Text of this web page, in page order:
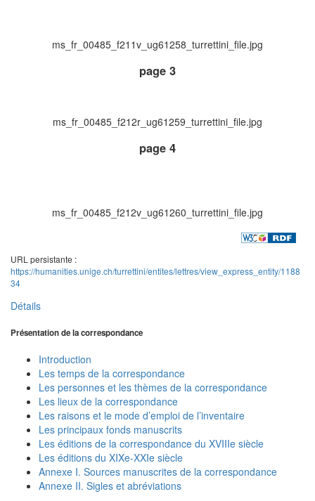
ms_fr_00485_f211v_ug61258_turrettini_file.jpg
page 3
ms_fr_00485_f212r_ug61259_turrettini_file.jpg
page 4
ms_fr_00485_f212v_ug61260_turrettini_file.jpg
URL persistante :
https://humanities.unige.ch/turrettini/entites/lettres/view_express_entity/1188
34
Détails
Présentation de la correspondance
Introduction
Les temps de la correspondance
Les personnes et les thèmes de la correspondance
Les lieux de la correspondance
Les raisons et le mode d’emploi de l’inventaire
Les principaux fonds manuscrits
Les éditions de la correspondance du XVIIIe siècle
Les éditions du XIXe-XXIe siècle
Annexe I. Sources manuscrites de la correspondance
Annexe II. Sigles et abréviations